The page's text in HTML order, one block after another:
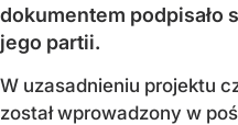
dokumentem podpisało
jego partii.
W uzasadnieniu projektu
został wprowadzony w